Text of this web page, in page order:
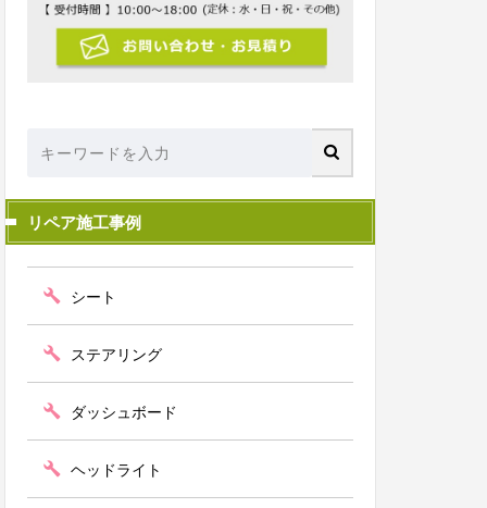
リペア施工事例
シート
ステアリング
ダッシュボード
ヘッドライト